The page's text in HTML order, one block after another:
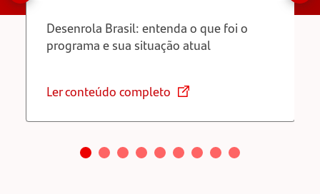
Desenrola Brasil: entenda o que foi o
programa e sua situação atual
Ler conteúdo completo